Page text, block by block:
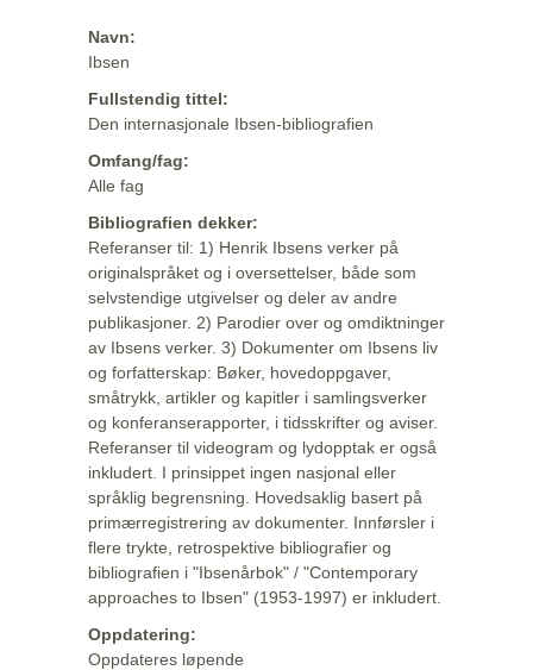
Navn:
Ibsen
Fullstendig tittel:
Den internasjonale Ibsen-bibliografien
Omfang/fag:
Alle fag
Bibliografien dekker:
Referanser til: 1) Henrik Ibsens verker på
originalspråket og i oversettelser, både som
selvstendige utgivelser og deler av andre
publikasjoner. 2) Parodier over og omdiktninger
av Ibsens verker. 3) Dokumenter om Ibsens liv
og forfatterskap: Bøker, hovedoppgaver,
småtrykk, artikler og kapitler i samlingsverker
og konferanserapporter, i tidsskrifter og aviser.
Referanser til videogram og lydopptak er også
inkludert. I prinsippet ingen nasjonal eller
språklig begrensning. Hovedsaklig basert på
primærregistrering av dokumenter. Innførsler i
flere trykte, retrospektive bibliografier og
bibliografien i "Ibsenårbok" / "Contemporary
approaches to Ibsen" (1953-1997) er inkludert.
Oppdatering:
Oppdateres løpende